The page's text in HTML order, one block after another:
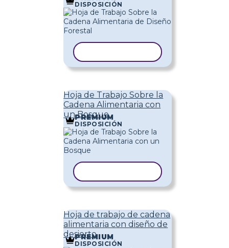
DISPOSICIÓN
Hoja de Trabajo Sobre la
Cadena Alimentaria con
un Bosque
PREMIUM
DISPOSICIÓN
Hoja de trabajo de cadena
alimentaria con diseño de
desierto
PREMIUM
DISPOSICIÓN